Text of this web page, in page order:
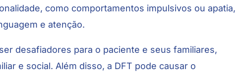
como comportamentos impulsivos ou apatia,
e atenção.
desafiadores para o paciente e seus familiares,
e social. Além disso, a DFT pode causar o